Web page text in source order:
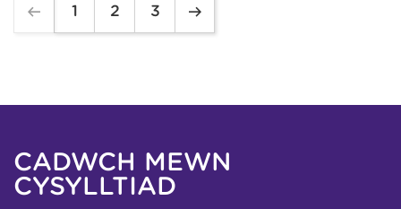
1 2 3
CADWCH MEWN
CYSYLLTIAD